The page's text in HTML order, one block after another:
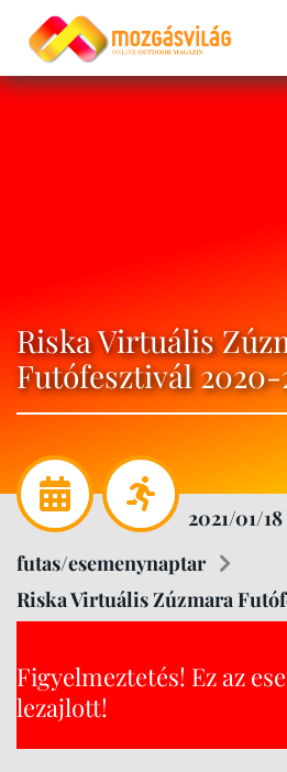
Riska Virtuális
Futófesztivál 2020-
2021/01/18
futas/esemenynaptar
Riska Virtuális Zúzmara
Figyelmeztetés! Ez az
lezajlott!